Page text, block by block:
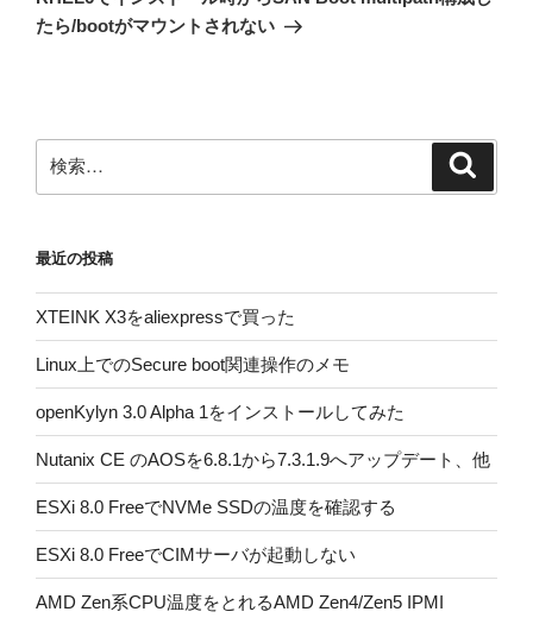
ー
投
たら/bootがマウントされない
索:
最近の投稿
XTEINK X3をaliexpressで買った
Linux上でのSecure boot関連操作のメモ
openKylyn 3.0 Alpha 1をインストールしてみた
Nutanix CE のAOSを6.8.1から7.3.1.9へアップデート、他
ESXi 8.0 FreeでNVMe SSDの温度を確認する
ESXi 8.0 FreeでCIMサーバが起動しない
AMD Zen系CPU温度をとれるAMD Zen4/Zen5 IPMI